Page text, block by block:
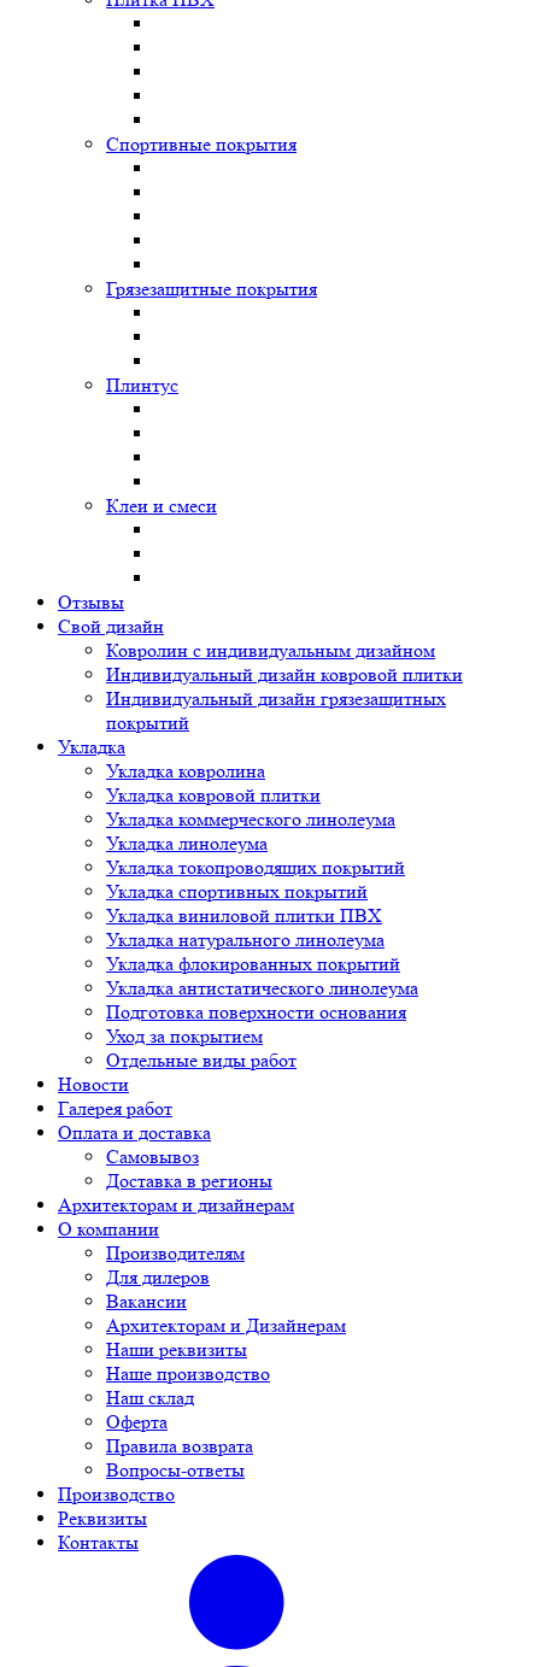
Спортивные покрытия
Грязезащитные покрытия
Плинтус
Клеи и смеси
Отзывы
Свой дизайн
Ковролин с индивидуальным дизайном
Индивидуальный дизайн ковровой плитки
Индивидуальный дизайн грязезащитных
покрытий
Укладка
Укладка ковролина
Укладка ковровой плитки
Укладка коммерческого линолеума
Укладка линолеума
Укладка токопроводящих покрытий
Укладка спортивных покрытий
Укладка виниловой плитки ПВХ
Укладка натурального линолеума
Укладка флокированных покрытий
Укладка антистатического линолеума
Подготовка поверхности основания
Уход за покрытием
Отдельные виды работ
Новости
Галерея работ
Оплата и доставка
Самовывоз
Доставка в регионы
Архитекторам и дизайнерам
О компании
Производителям
Для дилеров
Вакансии
Архитекторам и Дизайнерам
Наши реквизиты
Наше производство
Наш склад
Оферта
Правила возврата
Вопросы-ответы
Производство
Реквизиты
Контакты